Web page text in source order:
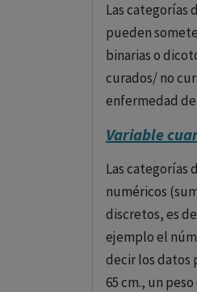
Las categorías
pueden
binarias o
curados/ no
enfermedad
Variable
Las categorías
numéricos
discretos, es
ejemplo el
decir los datos
65 cm., un